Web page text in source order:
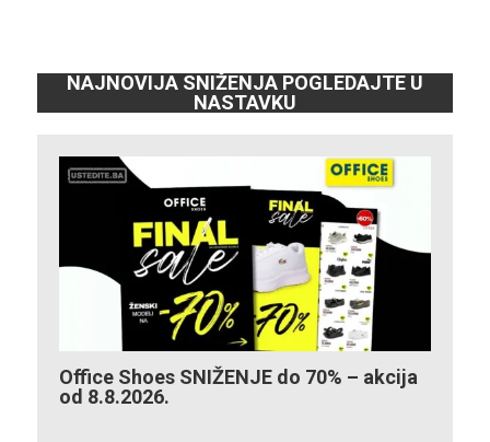
NAJNOVIJA SNIŽENJA POGLEDAJTE U
NASTAVKU
Office Shoes SNIŽENJE do 70% – akcija
od 8.8.2026.